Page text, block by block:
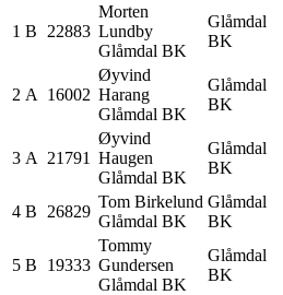
1 B 22883
Morten
Lundby
Glåmdal BK
Glåmdal
BK
2 A 16002
Øyvind
Harang
Glåmdal BK
Glåmdal
BK
3 A 21791
Øyvind
Haugen
Glåmdal BK
Glåmdal
BK
4 B 26829
Tom Birkelund
Glåmdal BK
Glåmdal
BK
5 B 19333
Tommy
Gundersen
Glåmdal BK
Glåmdal
BK